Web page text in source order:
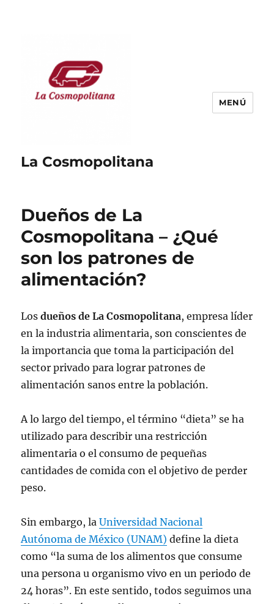
La Cosmopolitana
MENÚ
Dueños de La
Cosmopolitana – ¿Qué
son los patrones de
alimentación?
Losdueños de La Cosmopolitana, empresa líder
en la industria alimentaria, son conscientes de
la importancia que toma la participación del
sector privado para lograr patrones de
alimentación sanos entre la población.
A lo largo del tiempo, el término “dieta” se ha
utilizado para describir una restricción
alimentaria o el consumo de pequeñas
cantidades de comida con el objetivo de perder
peso.
Sin embargo, laUniversidad Nacional
Autónoma de México (UNAM) define la dieta
como “la suma de los alimentos que consume
una persona u organismo vivo en un periodo de
24 horas”. En este sentido, todos seguimos una